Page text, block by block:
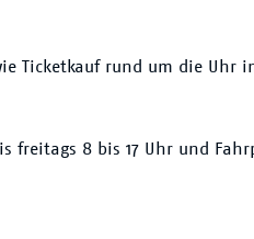
Ticketkauf rund um die Uhr
freitags 8 bis 17 Uhr und